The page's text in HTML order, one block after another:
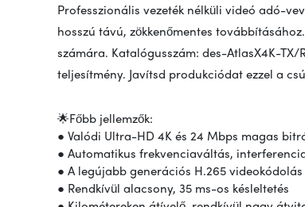
Professzionális vezeték nélküli videó adó-
hosszú távú, zökkenőmentes
számára. Katalógusszám: des-AtlasX4K-
teljesítmény. Javítsd produkciódat ezzel a
🌟Főbb jellemzők:
● Valódi Ultra-HD 4K és 24 Mbps magas
● Automatikus frekvenciaváltás,
● A legújabb generációs H.265
● Rendkívül alacsony, 35 ms-os késleltetés